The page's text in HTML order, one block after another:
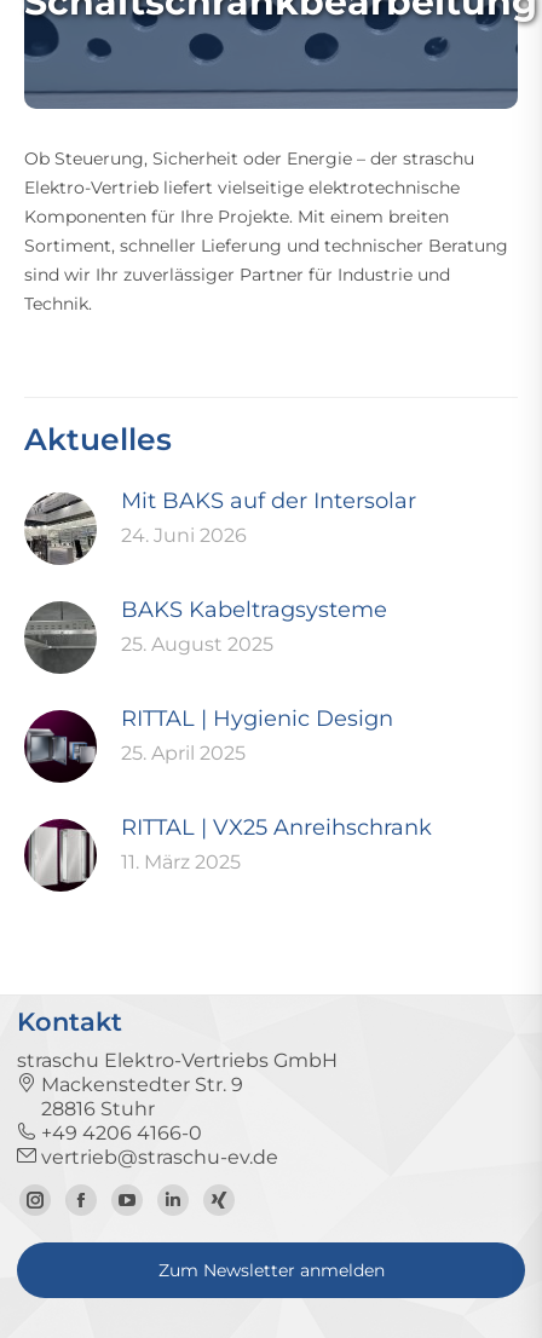
Ob Steuerung, Sicherheit oder Energie – der straschu
Elektro-Vertrieb liefert vielseitige elektrotechnische
Komponenten für Ihre Projekte. Mit einem breiten
Sortiment, schneller Lieferung und technischer Beratung
sind wir Ihr zuverlässiger Partner für Industrie und
Technik.
Aktuelles
Mit BAKS auf der Intersolar
24. Juni 2026
BAKS Kabeltragsysteme
25. August 2025
RITTAL | Hygienic Design
25. April 2025
RITTAL | VX25 Anreihschrank
11. März 2025
Kontakt
straschu Elektro-Vertriebs GmbH
Mackenstedter Str. 9
28816 Stuhr
+49 4206 4166-0
vertrieb@straschu-ev.de
Zum
Instagram-
Zur
Facebook-
Zum
YouTube-
Kanal
Zum
LinkedIn-
Profil
Zum
Xing-
Profil
Zum Newsletter anmelden